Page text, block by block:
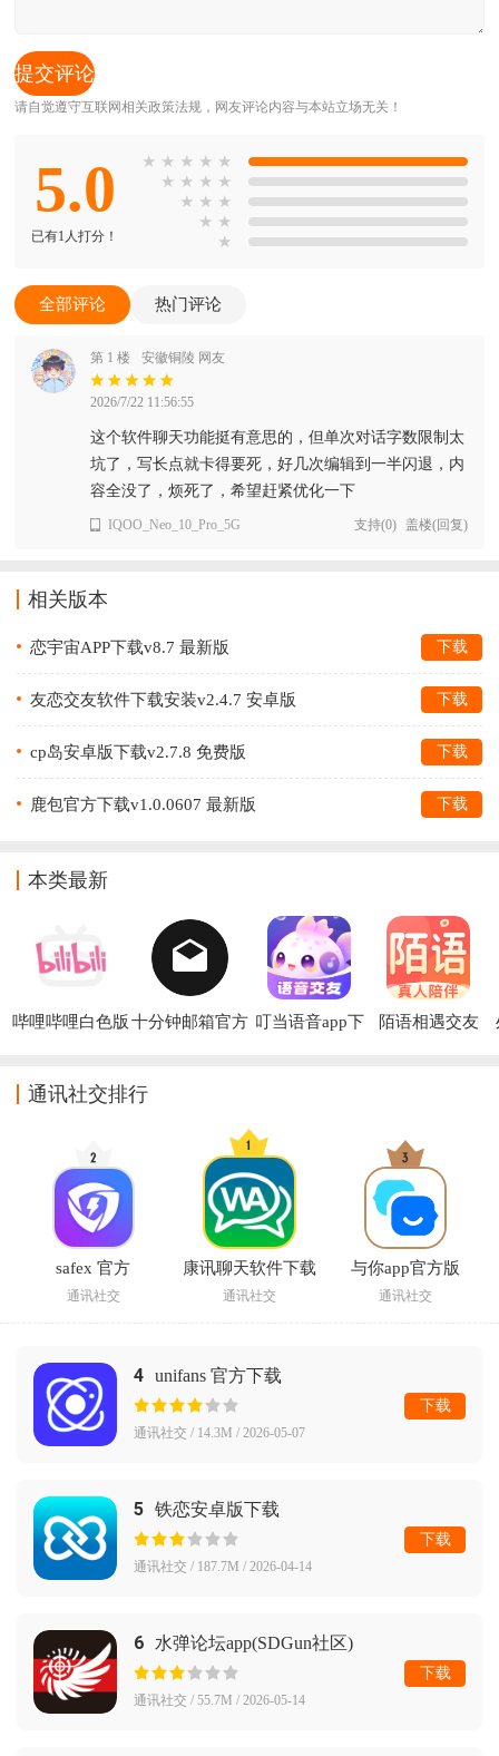
请自觉遵守互联网相关政策法规，网友评论内容与本站立场无关！
5.0
已有1人打分！
★ ★ ★ ★ ★
★ ★ ★ ★
★ ★ ★
★ ★
★
全部评论 热门评论
第 1 楼 安徽铜陵 网友
2026/7/22 11:56:55
这个软件聊天功能挺有意思的，但单次对话字数限制太
坑了，写长点就卡得要死，好几次编辑到一半闪退，内
容全没了，烦死了，希望赶紧优化一下
IQOO_Neo_10_Pro_5G 支持(0) 盖楼(回复)
相关版本
恋宇宙APP下载v8.7 最新版 下载
友恋交友软件下载安装v2.4.7 安卓版 下载
cp岛安卓版下载v2.7.8 免费版 下载
鹿包官方下载v1.0.0607 最新版 下载
本类最新
哔哩哔哩白色版 十分钟邮箱官方 叮当语音app下
陌语相遇交友
通讯社交排行
safex 官方
通讯社交
康讯聊天软件下载
通讯社交
与你app官方版
通讯社交
4 unifans 官方下载
通讯社交 / 14.3M / 2026-05-07
下载
5 铁恋安卓版下载
通讯社交 / 187.7M / 2026-04-14
下载
6 水弹论坛app(SDGun社区)
通讯社交 / 55.7M / 2026-05-14
下载